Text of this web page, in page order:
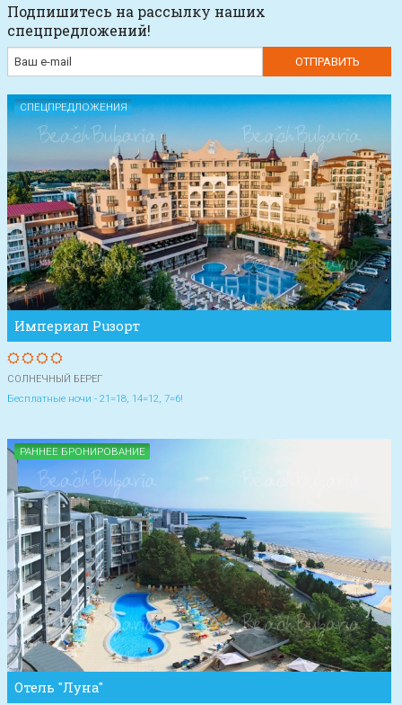
Подпишитесь на рассылку наших
спецпредложений!
СПЕЦПРЕДЛОЖЕНИЯ
Империал Рuзорт
СОЛНЕЧНЫЙ БЕРЕГ
Бесплатные ночи - 21=18, 14=12, 7=6!
РАННЕЕ БРОНИРОВАНИЕ
Отель "Луна"